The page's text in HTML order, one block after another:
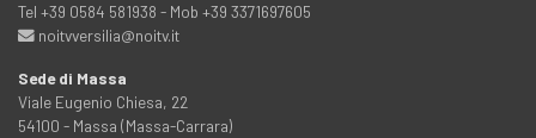
Tel +39 0584 581938 - Mob +39 3371697605
noitvversilia@noitv.it
Sede di Massa
Viale Eugenio Chiesa, 22
54100 - Massa (Massa-Carrara)